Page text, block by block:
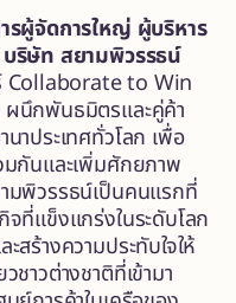
ผู้จัดการใหญ่ ผู้บริหาร
บริษัท สยามพิวรรธน์
Collaborate to Win
ผนึกพันธมิตรและคู่ค้า
าประเทศทั่วโลก เพื่อ
มกันและเพิ่มศักยภาพ
มพิวรรธน์เป็นคนแรกที่
ที่แข็งแกร่งในระดับโลก
สร้างความประทับใจให้
ชาวต่างชาติที่เข้ามา